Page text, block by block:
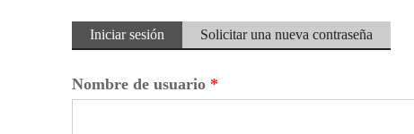
Solapas principales
Iniciar sesión (solapaSolicitar una nueva contraseña
Nombre de usuario *